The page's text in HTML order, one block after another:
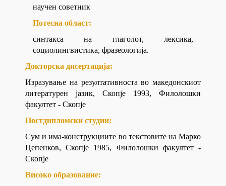
научен советник
Потесна област:
синтакса на глаголот, лексика,
социолингвистика, фразеологија.
Докторска дисертација:
Изразување на резултативноста во македонскиот
литературен јазик, Скопје 1993, Филолошки
факултет - Скопје
Постдипломски студии:
Сум и има-конструкциите во текстовите на Марко
Цепенков, Скопје 1985, Филолошки факултет -
Скопје
Високо образование: